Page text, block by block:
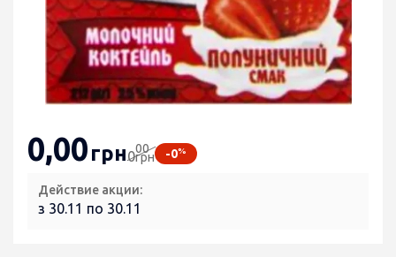
0,00грн000
грн -0%
Действие акции:
з 30.11 по 30.11